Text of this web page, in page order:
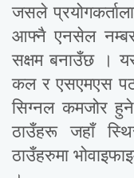
जसले
आफ्नै एनसेल
सक्षम बनाउँछ ।
कल र एसएमएस
सिग्नल कमजोर
ठाउँहरू जहाँ
ठाउँहरुमा